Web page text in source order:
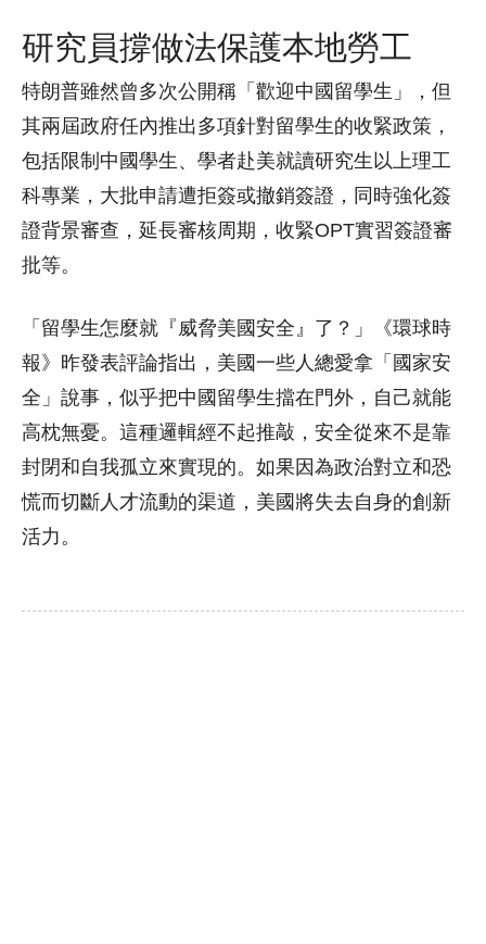
研究員撐做法保護本地勞工
特朗普雖然曾多次公開稱「歡迎中國留學生」，但
其兩屆政府任內推出多項針對留學生的收緊政策，
包括限制中國學生、學者赴美就讀研究生以上理工
科專業，大批申請遭拒簽或撤銷簽證，同時強化簽
證背景審查，延長審核周期，收緊OPT實習簽證審
批等。
「留學生怎麼就『威脅美國安全』了？」《環球時
報》昨發表評論指出，美國一些人總愛拿「國家安
全」說事，似乎把中國留學生擋在門外，自己就能
高枕無憂。這種邏輯經不起推敲，安全從來不是靠
封閉和自我孤立來實現的。如果因為政治對立和恐
慌而切斷人才流動的渠道，美國將失去自身的創新
活力。